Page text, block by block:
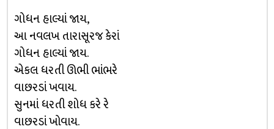
ગોધન હાલ્યાં જાય,
આ નવલખ તારાસૂરજ કેરાં
ગોધન હાલ્યાં જાય.
એકલ ધરતી ઊભી ભાંભરે
વાછરડાં ખવાય.
સુનમાં ધરતી શોધ કરે રે
વાછરડાં ખોવાય.